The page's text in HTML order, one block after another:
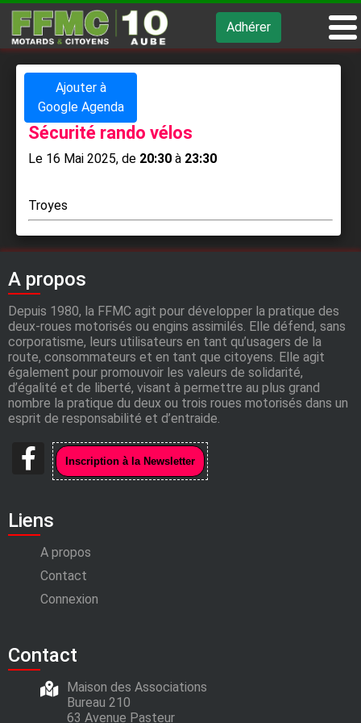
Adhérer
Ajouter à
Google Agenda
Sécurité rando vélos
Le 16 Mai 2025, de ​ 20:30 à 23:30
Troyes
A propos
Depuis 1980, la FFMC agit pour développer la pratique des
deux-roues motorisés ou engins assimilés. Elle défend, sans
corporatisme, leurs utilisateurs en tant qu’usagers de la
route, consommateurs et en tant que citoyens. Elle agit
également pour promouvoir les valeurs de solidarité,
d’égalité et de liberté, visant à permettre au plus grand
nombre la pratique du deux ou trois roues motorisés dans un
esprit de responsabilité et d’entraide.
Liens
A propos
Contact
Connexion
Contact
Maison des Associations
Bureau 210
63 Avenue Pasteur